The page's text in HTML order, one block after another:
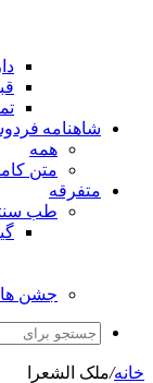
شاهنامه
همه
متن
متفرقه
طب
جشن
خانه/ملک الشعرا